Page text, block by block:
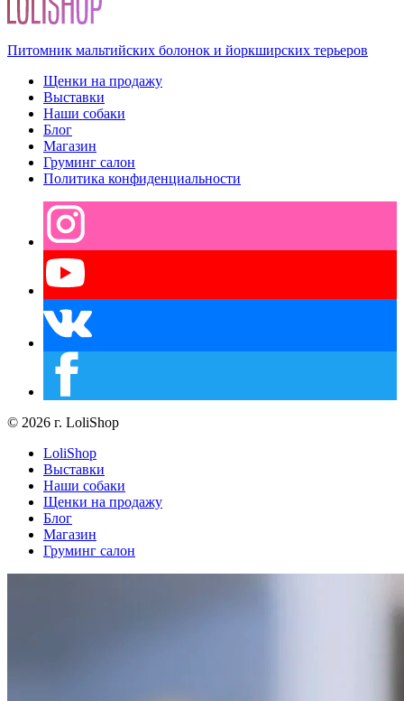
Питомник мальтийских болонок и йоркширских терьеров
Щенки на продажу
Выставки
Наши собаки
Блог
Магазин
Груминг салон
Политика конфиденциальности
© 2026 г. LoliShop
LoliShop
Выставки
Наши собаки
Щенки на продажу
Блог
Магазин
Груминг салон